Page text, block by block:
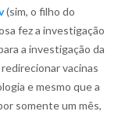
(sim, o filho do
fez a investigação
a investigação da
vacinas
e mesmo que a
somente um mês,